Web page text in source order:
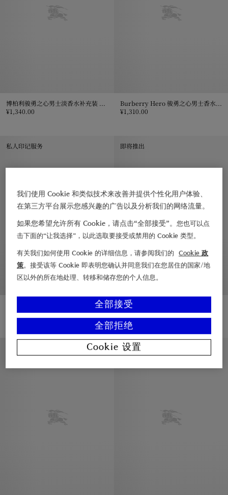
¥1,340.00
¥1,310.00
私人印记服务
Burberry Hero 骏勇之心男士香水 150ml
¥1,580.00
Burberry Hero 骏勇之心男士香水 150ml, ¥1,580.00
即将推出
¥1,580.00
博柏利骏勇之心男士香水补充装
私人印记服务
我们使用 Cookie 和类似技术来改善并提供个性化用户体验、
在第三方平台展示您感兴趣的广告以及分析我们的网络流量。
如果您希望允许所有 Cookie，请点击“全部接受”。您也可以点
击下面的“让我选择”，以此选取要接受或禁用的 Cookie 类型。
有关我们如何使用 Cookie 的详细信息，请参阅我们的
Cookie 政
策。接受该等 Cookie 即表明您确认并同意我们在您居住的国家/地
区以外的所在地处理、转移和储存您的个人信息。
全部拒绝
全部接受
Cookie 设置